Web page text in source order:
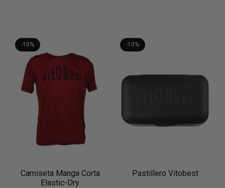
-10%
Camiseta Manga Corta
Elastic-Dry
-10%
Pastillero Vitobest